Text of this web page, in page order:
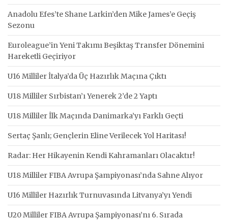
Anadolu Efes’te Shane Larkin’den Mike James’e Geçiş
Sezonu
Euroleague’in Yeni Takımı Beşiktaş Transfer Dönemini
Hareketli Geçiriyor
U16 Milliler İtalya’da Üç Hazırlık Maçına Çıktı
U18 Milliler Sırbistan’ı Yenerek 2’de 2 Yaptı
U18 Milliler İlk Maçında Danimarka’yı Farklı Geçti
Sertaç Şanlı; Gençlerin Eline Verilecek Yol Haritası!
Radar: Her Hikayenin Kendi Kahramanları Olacaktır!
U18 Milliler FIBA Avrupa Şampiyonası’nda Sahne Alıyor
U16 Milliler Hazırlık Turnuvasında Litvanya’yı Yendi
U20 Milliler FIBA Avrupa Şampiyonası’nı 6. Sırada